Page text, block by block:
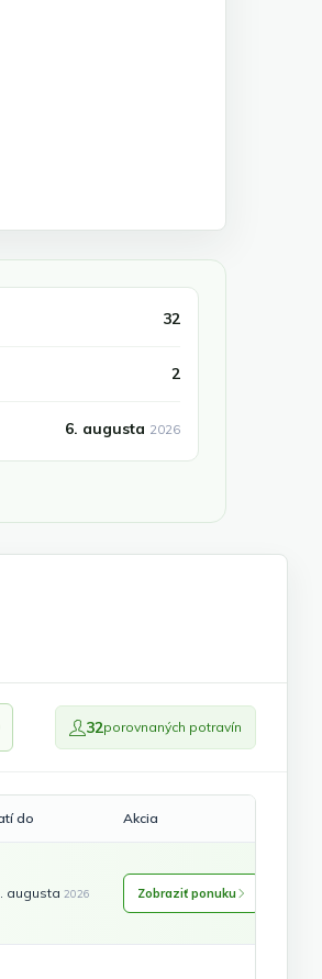
obľúbené
32
2
6. augusta 2026
32porovnaných potravín
do Akcia
augusta 2026 Zobraziť ponuku